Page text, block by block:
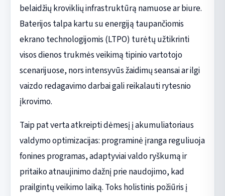
belaidžių kroviklių infrastruktūrą namuose ar biure.
Baterijos talpa kartu su energiją taupančiomis
ekrano technologijomis (LTPO) turėtų užtikrinti
visos dienos trukmės veikimą tipinio vartotojo
scenarijuose, nors intensyvūs žaidimų seansai ar ilgi
vaizdo redagavimo darbai gali reikalauti rytesnio
įkrovimo.
Taip pat verta atkreipti dėmesį į akumuliatoriaus
valdymo optimizacijas: programinė įranga reguliuoja
fonines programas, adaptyviai valdo ryškumą ir
pritaiko atnaujinimo dažnį prie naudojimo, kad
prailgintų veikimo laiką. Toks holistinis požiūris į